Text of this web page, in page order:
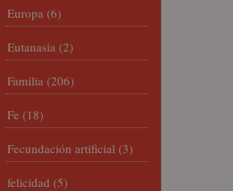
Europa (6)
Eutanasia (2)
Familia (206)
Fe (18)
Fecundación artificial (3)
felicidad (5)